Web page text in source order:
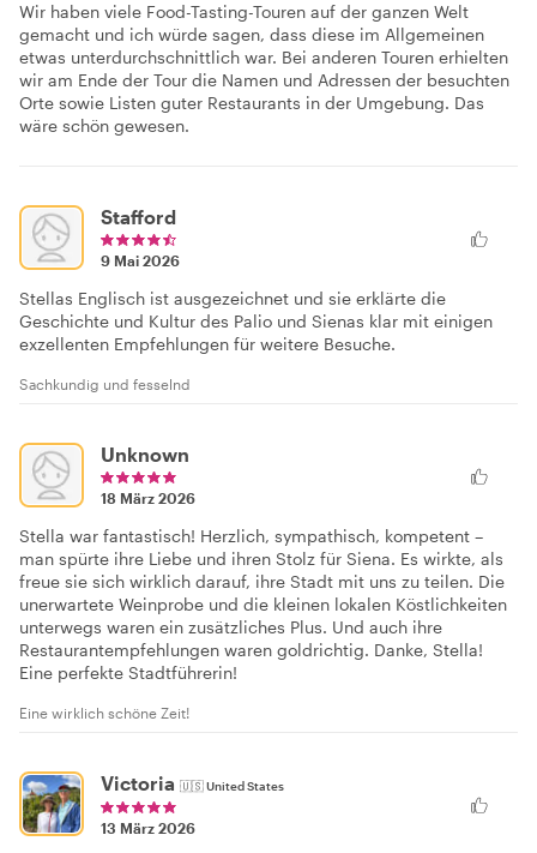
Wir haben viele Food-Tasting-Touren auf der ganzen Welt
gemacht und ich würde sagen, dass diese im Allgemeinen
etwas unterdurchschnittlich war. Bei anderen Touren erhielten
wir am Ende der Tour die Namen und Adressen der besuchten
Orte sowie Listen guter Restaurants in der Umgebung. Das
wäre schön gewesen.
Stafford
9 Mai 2026
Stellas Englisch ist ausgezeichnet und sie erklärte die
Geschichte und Kultur des Palio und Sienas klar mit einigen
exzellenten Empfehlungen für weitere Besuche.
Sachkundig und fesselnd
Unknown
18 März 2026
Stella war fantastisch! Herzlich, sympathisch, kompetent –
man spürte ihre Liebe und ihren Stolz für Siena. Es wirkte, als
freue sie sich wirklich darauf, ihre Stadt mit uns zu teilen. Die
unerwartete Weinprobe und die kleinen lokalen Köstlichkeiten
unterwegs waren ein zusätzliches Plus. Und auch ihre
Restaurantempfehlungen waren goldrichtig. Danke, Stella!
Eine perfekte Stadtführerin!
Eine wirklich schöne Zeit!
Victoria 🇺🇸United States
13 März 2026